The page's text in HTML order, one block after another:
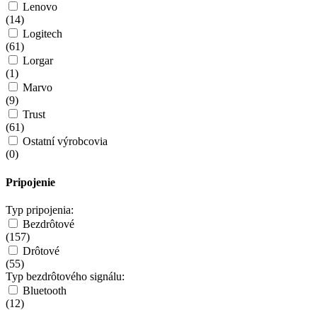
Lenovo
(14)
Logitech
(61)
Lorgar
(1)
Marvo
(9)
Trust
(61)
Ostatní výrobcovia
(0)
Pripojenie
Typ pripojenia:
Bezdrôtové
(157)
Drôtové
(55)
Typ bezdrôtového signálu:
Bluetooth
(12)